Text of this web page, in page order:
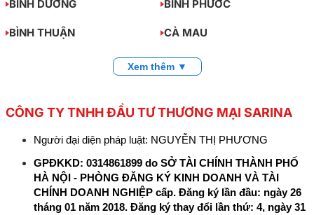
BÌNH DƯƠNG BÌNH PHƯỚC
BÌNH THUẬN CÀ MAU
Xem thêm ▼
CÔNG TY TNHH ĐẦU TƯ THƯƠNG MẠI SARINA
Người đại diện pháp luật: NGUYỄN THỊ PHƯƠNG
GPĐKKD: 0314861899 do SỞ TÀI CHÍNH THÀNH PHỐ
HÀ NỘI - PHÒNG ĐĂNG KÝ KINH DOANH VÀ TÀI
CHÍNH DOANH NGHIỆP cấp. Đăng ký lần đầu: ngày 26
tháng 01 năm 2018. Đăng ký thay đổi lần thứ: 4, ngày 31